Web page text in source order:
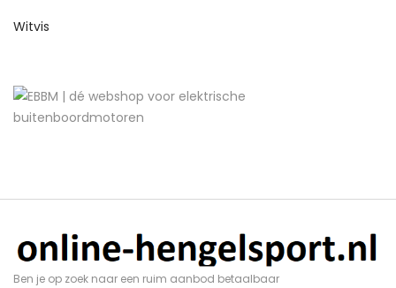
Witvis
Ben je op zoek naar een ruim aanbod betaalbaar